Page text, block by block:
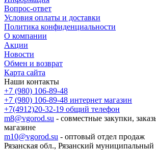
Вопрос-ответ
Условия оплаты и доставки
Политика конфиденциальности
О компании
Акции
Новости
Обмен и возврат
Карта сайта
Наши контакты
+7 (980) 106-89-48
+7 (980) 106-89-48 интернет магазин
+7(4912)20-32-19 общий телефон
m8@vgorod.su - совместные закупки,
магазине
m10@vgorod.su - оптовый отдел продаж
Рязанская обл., Рязанский муниципальный